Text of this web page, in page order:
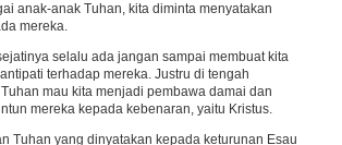
anak-anak Tuhan, kita diminta menyatakan
mereka.
selalu ada jangan sampai membuat kita
terhadap mereka. Justru di tengah
mau kita menjadi pembawa damai dan
mereka kepada kebenaran, yaitu Kristus.
Tuhan yang dinyatakan kepada keturunan Esau